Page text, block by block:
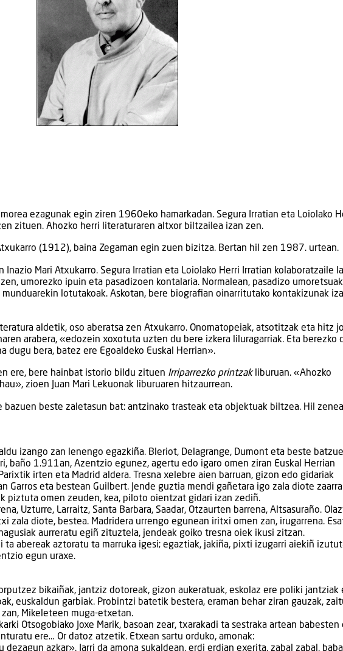
ezagunak egin ziren 1960eko hamarkadan. Segura Irratian eta Loiolako
zituen. Ahozko herri literaturaren altxor biltzailea izan zen.
(1912), baina Zegaman egin zuen bizitza. Bertan hil zen 1987. urtean.
Inazio Mari Atxukarro. Segura Irratian eta Loiolako Herri Irratian kolaboratzaile
umorezko ipuin eta pasadizoen kontalaria. Normalean, pasadizo
lotutakoak. Askotan, bere biografian oinarritutako kontakizunak
aldetik, oso aberatsa zen Atxukarro. Onomatopeiak, atsotitzak eta hitz
arabera, «edozein xoxotuta uzten du bere izkera liluragarriak. Eta berezko
dugu bera, batez ere Egoaldeko Euskal Herrian».
ere, bere hainbat istorio bildu zituen Irriparrezko printzakliburuan. «Ahozko
zioen Juan Mari Lekuonak liburuaren hitzaurrean.
bazuen beste zaletasun bat: antzinako trasteak eta objektuak biltzea. Hil
izango zan lenengo egazkiña. Bleriot, Delagrange, Dumont eta beste
baño 1.911an, Azentzio egunez, agertu edo igaro omen ziran Euskal Herrian
irten eta Madrid aldera. Tresna xelebre aien barruan, gizon edo gidariak
Garros eta bestean Guilbert. Jende guztia mendi gañetara igo zala diote
piztuta omen zeuden, kea, piloto oientzat gidari izan zediñ.
Uzturre, Larraitz, Santa Barbara, Saadar, Otzaurten barrena, Altsasuraño.
zala diote, bestea. Madridera urrengo egunean iritxi omen zan, irugarrena.
aurreratu egiñ zituztela, jendeak goiko tresna oiek ikusi zitzan.
ta abereak aztoratu ta marruka igesi; egaztiak, jakiña, pixti izugarri aiekiñ
egun uraxe.
bikaiñak, jantziz dotoreak, gizon aukeratuak, eskolaz ere poliki jantziak
euskaldun garbiak. Probintzi batetik bestera, eraman behar ziran gauzak,
Mikeleteen muga-etxetan.
Otsogobiako Joxe Marik, basoan zear, txarakadi ta sestraka artean babesten
ere… Or datoz atzetik. Etxean sartu orduko, amonak:
azkar». Jarri da amona sukaldean, erdi erdian exerita, zabal zabal,